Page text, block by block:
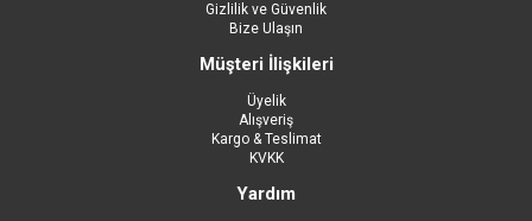
Gizlilik ve Güvenlik
Bize Ulaşın
Müşteri İlişkileri
Üyelik
Alışveriş
Kargo & Teslimat
KVKK
Yardım